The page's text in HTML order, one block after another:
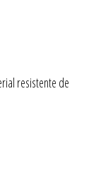
resistente de